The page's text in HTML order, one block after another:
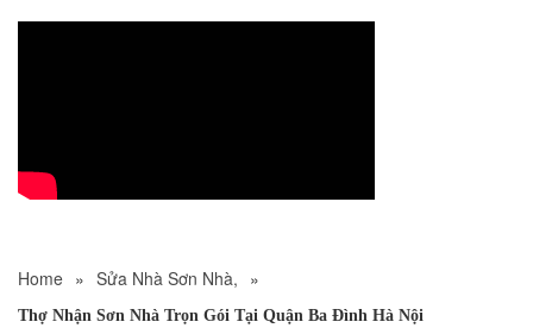
Home » Sửa Nhà Sơn Nhà, »
Thợ Nhận Sơn Nhà Trọn Gói Tại Quận Ba Đình Hà Nội